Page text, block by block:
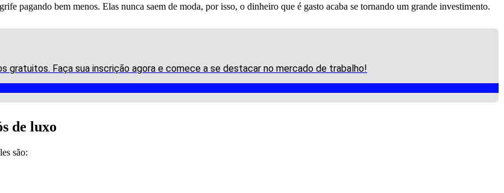
pagando bem menos. Elas nunca saem de moda, por isso, o dinheiro que é gasto acaba se tornando um grande investimento.
gratuitos. Faça sua inscrição agora e comece a se destacar no mercado de trabalho!
de luxo
são: